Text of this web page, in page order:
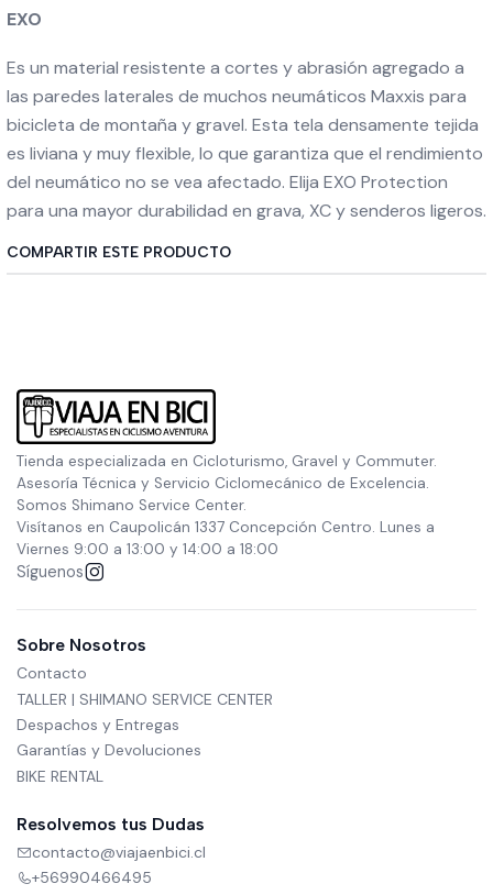
EXO
Es un material resistente a cortes y abrasión agregado a
las paredes laterales de muchos neumáticos Maxxis para
bicicleta de montaña y gravel. Esta tela densamente tejida
es liviana y muy flexible, lo que garantiza que el rendimiento
del neumático no se vea afectado. Elija EXO Protection
para una mayor durabilidad en grava, XC y senderos ligeros.
COMPARTIR ESTE PRODUCTO
Tienda especializada en Cicloturismo, Gravel y Commuter.
Asesoría Técnica y Servicio Ciclomecánico de Excelencia.
Somos Shimano Service Center.
Visítanos en Caupolicán 1337 Concepción Centro. Lunes a
Viernes 9:00 a 13:00 y 14:00 a 18:00
Síguenos
Sobre Nosotros
Contacto
TALLER | SHIMANO SERVICE CENTER
Despachos y Entregas
Garantías y Devoluciones
BIKE RENTAL
Resolvemos tus Dudas
contacto@viajaenbici.cl
+56990466495